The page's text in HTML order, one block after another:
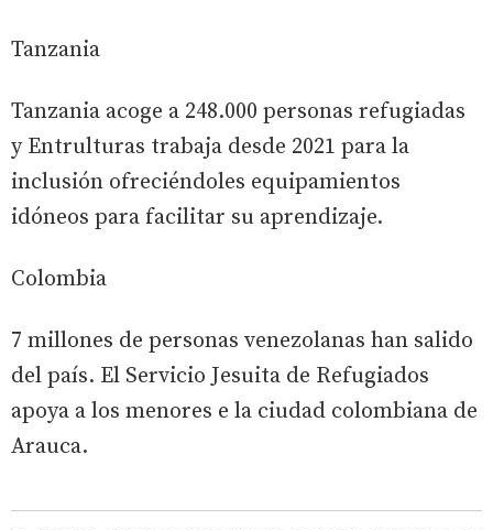
Tanzania
Tanzania acoge a 248.000 personas refugiadas
y Entrulturas trabaja desde 2021 para la
inclusión ofreciéndoles equipamientos
idóneos para facilitar su aprendizaje.
Colombia
7 millones de personas venezolanas han salido
del país. El Servicio Jesuita de Refugiados
apoya a los menores e la ciudad colombiana de
Arauca.